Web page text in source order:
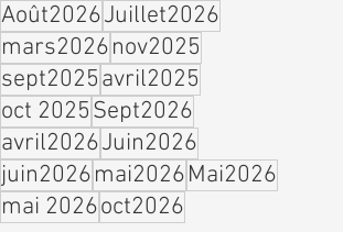
Août2026Juillet2026
mars2026nov2025
sept2025avril2025
oct 2025Sept2026
avril2026Juin2026
juin2026mai2026Mai2026
mai 2026oct2026